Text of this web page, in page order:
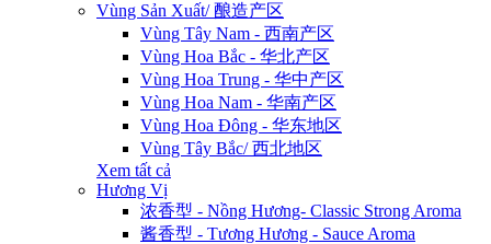
Vùng Sản Xuất/ 酿造产区
Vùng Tây Nam - 西南产区
Vùng Hoa Bắc - 华北产区
Vùng Hoa Trung - 华中产区
Vùng Hoa Nam - 华南产区
Vùng Hoa Đông - 华东地区
Vùng Tây Bắc/ 西北地区
Xem tất cả
Hương Vị
浓香型 - Nồng Hương- Classic Strong Aroma
酱香型 - Tương Hương - Sauce Aroma